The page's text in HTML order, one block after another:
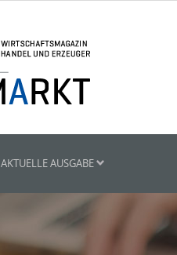
AKTUELLE AUSGABE